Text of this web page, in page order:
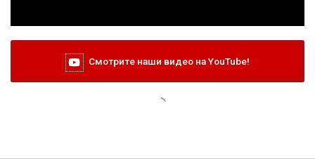
Смотрите наши видео на YouTube!